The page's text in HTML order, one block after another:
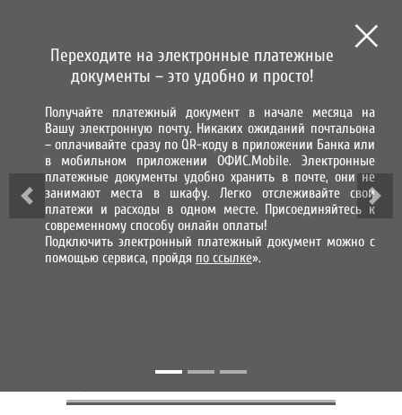
МЫ В СОЦИАЛЬНЫХ СЕТЯХ
ВХОД В ЛИЧНЫЙ КАБИНЕТ
ГОРЯЧАЯ ЛИНИЯ
Адрес
Телефон
г. Оренбург
Переходите на электронные платежные
документы – это удобно и просто!
Получайте платежный документ в начале месяца на
Вашу электронную почту. Никаких ожиданий почтальона
– оплачивайте сразу по QR-коду в приложении Банка или
в мобильном приложении ОФИС.Mobile. Электронные
платежные документы удобно хранить в почте, они не
занимают места в шкафу. Легко отслеживайте свои
платежи и расходы в одном месте. Присоединяйтесь к
современному способу онлайн оплаты!
Подключить электронный платежный документ можно с
помощью сервиса, пройдя по ссылке».